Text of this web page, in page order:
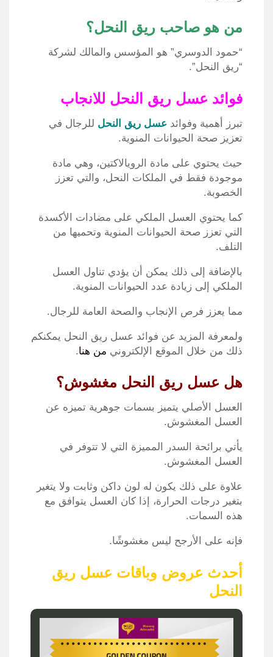
من هو صاحب ريق النحل؟
“حمود الدوسري” هو المؤسس والمالك لشركة
“ريق النحل”.
فوائد عسل ريق النحل للانجاب
تبرز أهمية وفوائد عسل ريق النحل للرجال في
تعزيز صحة الحيوانات المنوية.
حيث يحتوي على مادة الرويالاكتين، وهي مادة
موجودة فقط في الملكات النحل، والتي تعزز
الخصوبة.
كما يحتوي العسل الملكي على مضادات الأكسدة
التي تعزز صحة الحيوانات المنوية وتحميها من
التلف.
بالإضافة إلى ذلك يمكن أن يؤدي تناول العسل
الملكي إلى زيادة عدد الحيوانات المنوية.
مما يعزز فرص الإنجاب والصحة العامة للرجال.
ولمعرفة المزيد عن فوائد عسل ريق النحل يمكنكم
ذلك من خلال الموقع الإلكتروني من هنا.
هل عسل ريق النحل مغشوش؟
العسل الأصلي يتميز بسمات جوهرية تميزه عن
العسل المغشوش.
يأتي برائحة السدر المميزة التي لا تتوفر في
العسل المغشوش.
علاوة على ذلك يكون له لون داكن وثابت ولا يتغير
بتغير درجات الحرارة، إذا كان العسل يتوافق مع
هذه السمات.
فإنه على الأرجح ليس مغشوشًا.
أحدث عروض وباقات عسل ريق
النحل